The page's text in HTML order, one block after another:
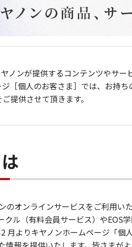
ノンが提供するコンテンツやサー
［個人のお客さま］では、お持
提供させて頂きます。
のオンラインサービスをご利用
クル（有料会員サービス）や
月よりキヤノンホームページ「